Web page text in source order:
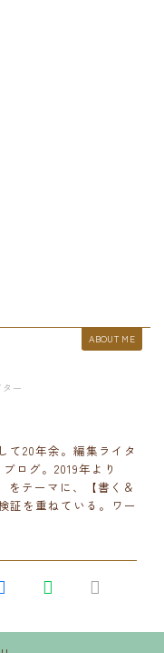
ABOUT ME
ー
て20年余。編集ライタ
ログ。2019年より
をテーマに、【書く＆
証を重ねている。ワー